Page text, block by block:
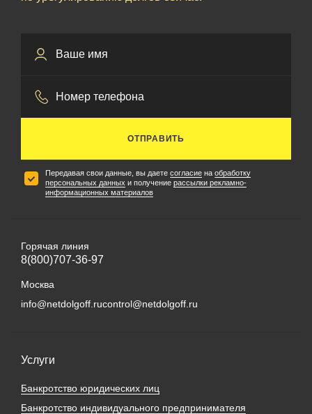
ОТПРАВИТЬ
Передавая свои данные, вы даете согласие на обработку
персональных данных и получение рассылки рекламно-
информационных материалов
Услуги
Банкротство юридических лиц
Банкротство индивидуального предпринимателя
Горячая линия
8(800)707-36-97
Москва
info@netdolgoff.rucontrol@netdolgoff.ru